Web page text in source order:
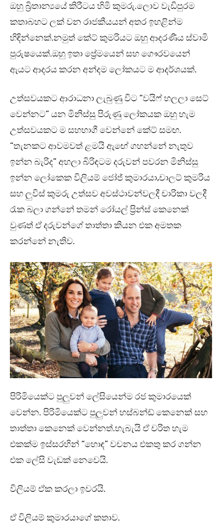
ඔහු බ්‍රිතාන්‍යයේ කිරීටය හිමි කුමරු.ලොව වැඩිපුරම
කතාබහට ලක් වන රාජකීයයන් අතර ඉහළින්ම
හිඳින්නෙක්.නමුත් කේට් කුමරියට ඔහු ආදරණීය ස්වාමි
පුරුෂයෙක්.ඔහු ඉතා ප්‍රේමයෙන් සහ ගෞරවයෙන්
ඇයට ආදරය කරන අන්දම ලෝකයට ම ආදර්ශයක්.
උත්සවයකට ආරාධනා ලැබුණු විට “වයිෆ් හලලා සෙට්
වෙන්නට” යන මිනිස්සු පිරුණු ලෝකයක ඔහු හැම
උත්සවයකට ම සහභාගී වෙන්නේ කේට් සමඟ.
“තැනකට ආවමවත් ළමයි ඇඟේ ගහන්නේ නැතුව
ඉන්න බැරිද” අහලා බිරිඳටම දරුවන් පවරන මිනිස්සු
ඉන්න ලෝකෙක විලියම් ජෝජ් කුමාරයා,චාලට් කුමරිය
සහ ලුවිස් කුමරු උත්සව අවස්ථාවන්වලදී චාරිකා වලදී
රැක බලා ගන්නේ තමන් රෝයල් ප්‍රින්ස් කෙනෙක්
වුණත් ඒ දරුවන්ගේ තාත්තා කියන එක අමතක
කරන්නේ නැතිව.
පිරිමියෙක්ට පුලුවන් ලේසියෙන්ම රජ කුමාරයෙක්
වෙන්න. පිරිමියෙක්ට පුලුවන් හස්බන්ඩ් කෙනෙක් සහ
තාත්තා කෙනෙක් වෙන්නත්.හැබැයි ඒ චරිත හැම
එකක්ම ඉස්සරහින් “හොඳ” වචනය එකතු කර ගන්න
එක ලේසි වැඩක් නෙවෙයි.
විලියම් ඒක කරලා ඉවරයි.
ඒ විලියම් කුමාරයාගේ කතාව.